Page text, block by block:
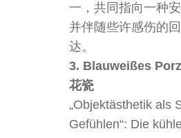
一，共同指向一种
并伴随些许感伤的
达。
3. Blauweißes
花瓷
„Objektästhetik als
Gefühlen“: Die